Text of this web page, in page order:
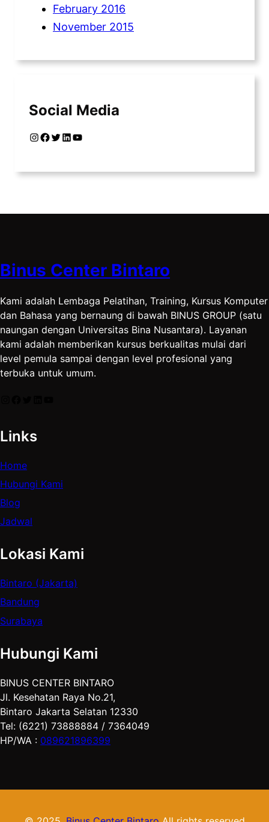
February 2016
November 2015
Social Media
InstagramFacebook Twitter LinkedIn YouTube
Binus Center Bintaro
Kami adalah Lembaga Pelatihan, Training, Kursus Komputer
dan Bahasa yang bernaung di bawah BINUS GROUP (satu
naungan dengan Universitas Bina Nusantara). Layanan
kami adalah memberikan kursus berkualitas mulai dari
level pemula sampai dengan level profesional yang
terbuka untuk umum.
Links
Home
Hubungi Kami
Blog
Jadwal
Lokasi Kami
Bintaro (Jakarta)
Bandung
Surabaya
Hubungi Kami
BINUS CENTER BINTARO
Jl. Kesehatan Raya No.21,
Bintaro Jakarta Selatan 12330
Tel: (6221) 73888884 / 7364049
HP/WA : 089621896399